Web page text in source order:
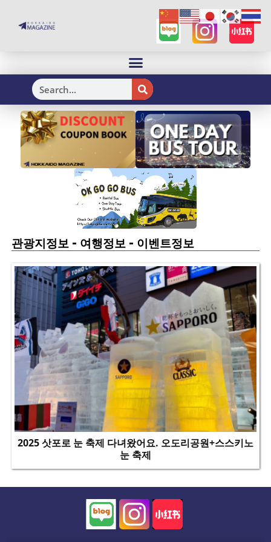
H
관광지정보- 여행정보- 이벤트정보
2025 삿포로 눈 축제 다녀왔어요. 오도리공원+스스키노
눈 축제